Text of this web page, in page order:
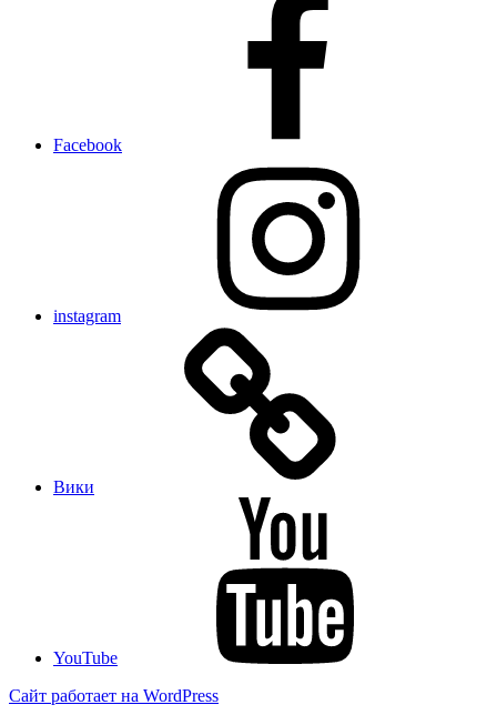
Facebook
instagram
Вики
YouTube
Сайт работает на WordPress